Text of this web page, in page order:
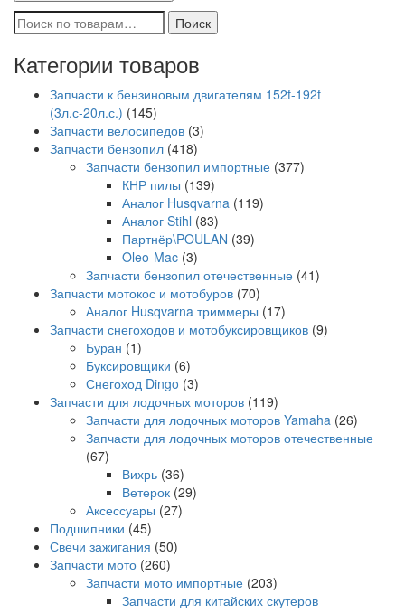
Искать: Поиск
Категории товаров
Запчасти к бензиновым двигателям 152f-192f
(3л.с-20л.с.) (145)
Запчасти велосипедов (3)
Запчасти бензопил (418)
Запчасти бензопил импортные (377)
КНР пилы (139)
Аналог Husqvarna (119)
Аналог Stihl (83)
Партнёр\POULAN (39)
Oleo-Mac (3)
Запчасти бензопил отечественные (41)
Запчасти мотокос и мотобуров (70)
Аналог Husqvarna триммеры (17)
Запчасти снегоходов и мотобуксировщиков (9)
Буран (1)
Буксировщики (6)
Снегоход Dingo (3)
Запчасти для лодочных моторов (119)
Запчасти для лодочных моторов Yamaha (26)
Запчасти для лодочных моторов отечественные
(67)
Вихрь (36)
Ветерок (29)
Аксессуары (27)
Подшипники (45)
Свечи зажигания (50)
Запчасти мото (260)
Запчасти мото импортные (203)
Запчасти для китайских скутеров